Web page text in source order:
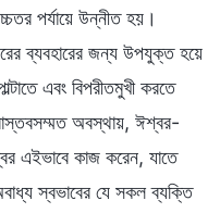
পর্যায়ে উন্নীত হয়।
ব্যবহারের জন্য উপযুক্ত হয়ে
এবং বিপরীতমুখী করতে
অবস্থায়, ঈশ্বর-
এইভাবে কাজ করেন, যাতে
স্বভাবের যে সকল ব্যক্তি